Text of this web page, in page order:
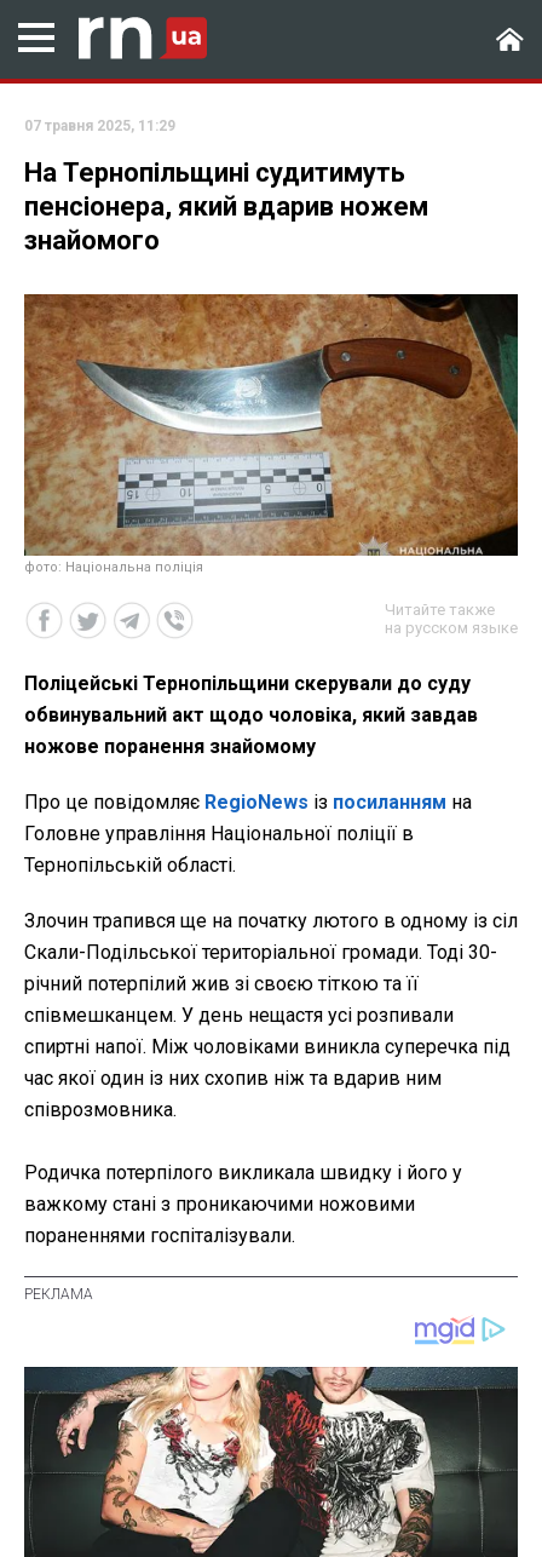
07 травня 2025, 11:29
На Тернопільщині судитимуть
пенсіонера, який вдарив ножем
знайомого
фото: Національна поліція
Читайте также
на русском языке
Поліцейські Тернопільщини скерували до суду
обвинувальний акт щодо чоловіка, який завдав
ножове поранення знайомому
Про це повідомляє RegioNews із посиланням на
Головне управління Національної поліції в
Тернопільській області.
Злочин трапився ще на початку лютого в одному із сіл
Скали-Подільської територіальної громади. Тоді 30-
річний потерпілий жив зі своєю тіткою та її
співмешканцем. У день нещастя усі розпивали
спиртні напої. Між чоловіками виникла суперечка під
час якої один із них схопив ніж та вдарив ним
співрозмовника.
Родичка потерпілого викликала швидку і його у
важкому стані з проникаючими ножовими
пораненнями госпіталізували.